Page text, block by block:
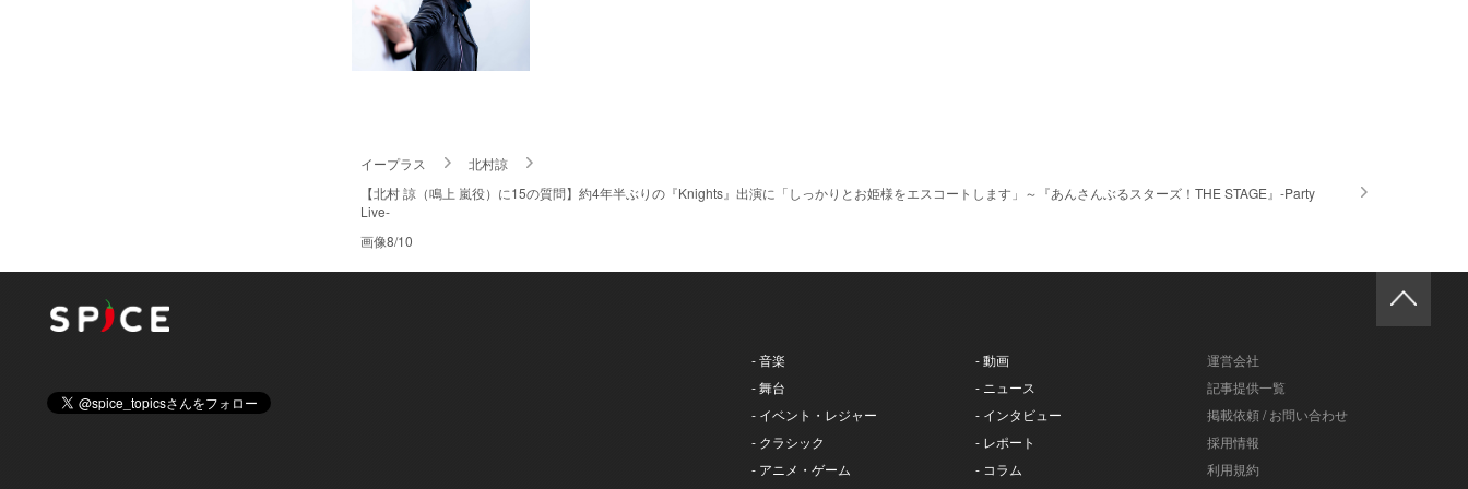
イープラス
北村諒
【北村 諒（鳴上 嵐役）に15の質問】約4年半ぶりの『Knights』出演に「しっかりとお姫様をエスコートします」～『あんさんぶるスターズ！THE STAGE』-Party
Live-
画像8/10
- 音楽
- 舞台
- イベント・レジャー
- クラシック
- アニメ・ゲーム
- 動画
- ニュース
- インタビュー
- レポート
- コラム
運営会社
記事提供一覧
掲載依頼 / お問い合わせ
採用情報
利用規約